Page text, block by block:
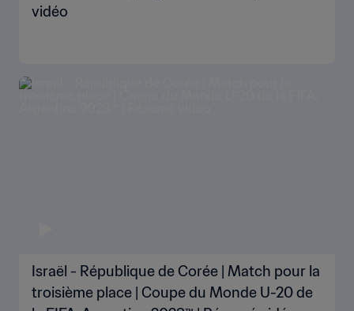
vidéo
Israël - République de Corée | Match pour la
troisième place | Coupe du Monde U-20 de